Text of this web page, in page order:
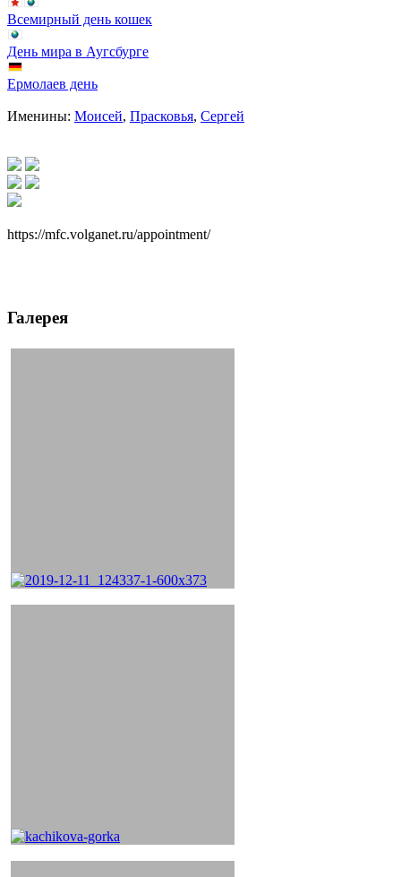
Всемирный день кошек
День мира в Аугсбурге
Ермолаев день
Именины: Моисей, Прасковья, Сергей
https://mfc.volganet.ru/appointment/
Галерея